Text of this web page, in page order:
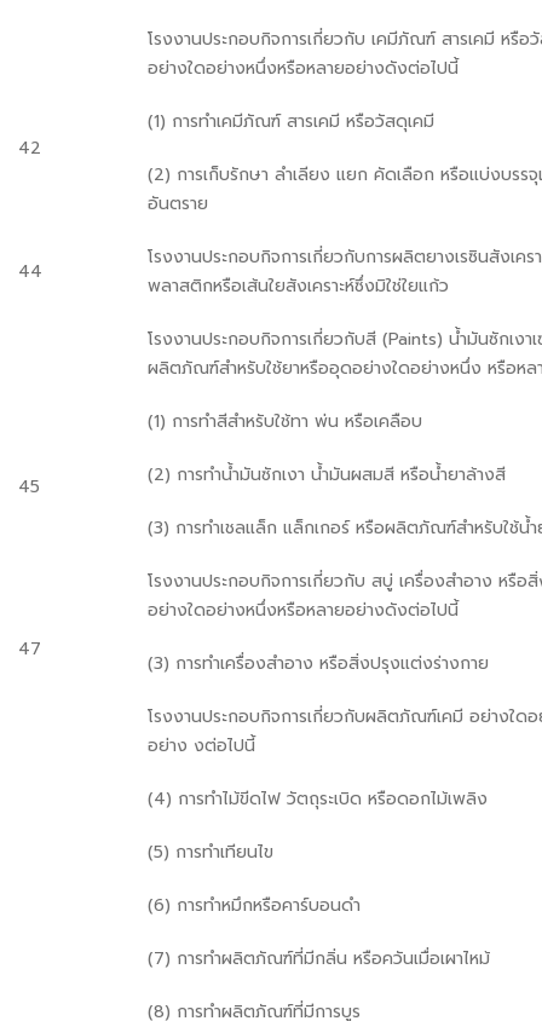
42
โรงงานประกอบกิจการเกี่ยวกับ เคมีภัณฑ์ สารเคมี หรือ
อย่างใดอย่างหนึ่งหรือหลายอย่างดังต่อไปนี้
(1) การทำเคมีภัณฑ์ สารเคมี หรือวัสดุเคมี
(2) การเก็บรักษา ลำเลียง แยก คัดเลือก หรือแบ่งบรร
อันตราย
44
โรงงานประกอบกิจการเกี่ยวกับการผลิตยางเรซินสังเคร
พลาสติกหรือเส้นใยสังเคราะห์ซึ่งมิใช่ใยแก้ว
45
โรงงานประกอบกิจการเกี่ยวกับสี (Paints) น้ำมันซักเงา
ผลิตภัณฑ์สำหรับใช้ยาหรืออุดอย่างใดอย่างหนึ่ง หรือห
(1) การทำสีสำหรับใช้ทา พ่น หรือเคลือบ
(2) การทำน้ำมันซักเงา น้ำมันผสมสี หรือน้ำยาล้างสี
(3) การทำเชลแล็ก แล็กเกอร์ หรือผลิตภัณฑ์สำหรับใช้น้
47
โรงงานประกอบกิจการเกี่ยวกับ สบู่ เครื่องสำอาง หรือ
อย่างใดอย่างหนึ่งหรือหลายอย่างดังต่อไปนี้
(3) การทำเครื่องสำอาง หรือสิ่งปรุงแต่งร่างกาย
โรงงานประกอบกิจการเกี่ยวกับผลิตภัณฑ์เคมี อย่างใด
อย่าง งต่อไปนี้
(4) การทำไม้ขีดไฟ วัตถุระเบิด หรือดอกไม้เพลิง
(5) การทำเทียนไข
(6) การทำหมึกหรือคาร์บอนดำ
(7) การทำผลิตภัณฑ์ที่มีกลิ่น หรือควันเมื่อเผาไหม้
(8) การทำผลิตภัณฑ์ที่มีการบูร